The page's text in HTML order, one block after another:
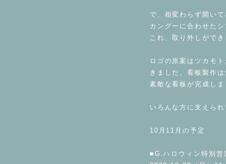
で、相変わらず開い
カングーに合わせた
これ、取り外しがで
ロゴの原案はツカモ
きました。看板製作
素敵な看板が完成しま
いろんな方に支えられ
10月11月の予定
■G.ハロウィン特別営